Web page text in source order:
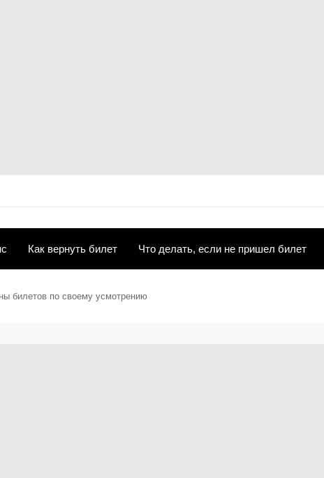
Как вернуть билет Что делать, если не пришел билет
билетов по своему усмотрению